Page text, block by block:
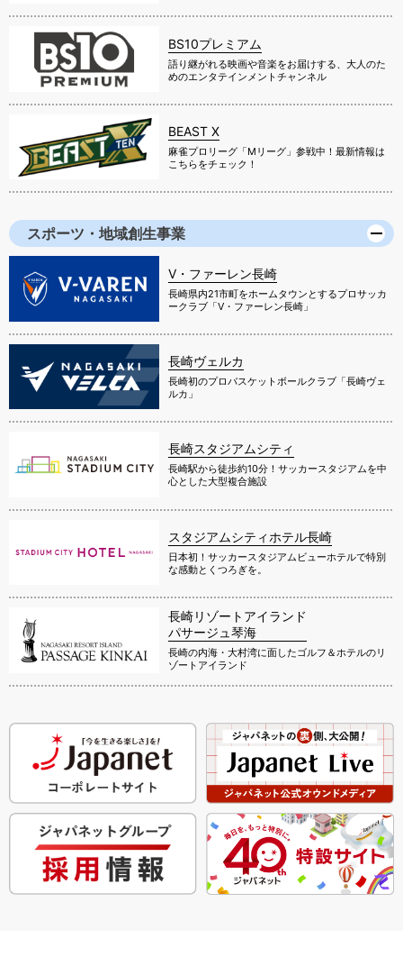
BS10プレミアム
語り継がれる映画や音楽をお届けする、大人のた
めのエンタテインメントチャンネル
BEAST X
麻雀プロリーグ「Mリーグ」参戦中！最新情報は
こちらをチェック！
スポーツ・地域創生事業
V・ファーレン長崎
長崎県内21市町をホームタウンとするプロサッカ
ークラブ「V・ファーレン長崎」
長崎ヴェルカ
長崎初のプロバスケットボールクラブ「長崎ヴェ
ルカ」
長崎スタジアムシティ
長崎駅から徒歩約10分！サッカースタジアムを中
心とした大型複合施設
スタジアムシティホテル長崎
日本初！サッカースタジアムビューホテルで特別
な感動とくつろぎを。
長崎リゾートアイランド
パサージュ琴海
長崎の内海・大村湾に面したゴルフ＆ホテルのリ
ゾートアイランド